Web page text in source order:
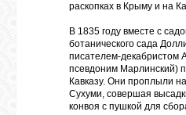
раскопках в Крыму и на
В 1835 году вместе с
ботанического сада
писателем-декабристом
псевдоним Марлинский)
Кавказу. Они проплыли
Сухуми, совершая
конвоя с пушкой для